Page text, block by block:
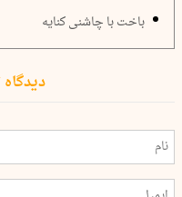
باخت با چاشنی کنایه